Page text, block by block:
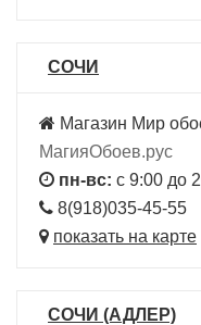
СОЧИ
Магазин Мир
МагияОбоев.рус
пн-вс: с 9:00 до
8(918)035-45-55
показать на карте
СОЧИ (АДЛЕР)